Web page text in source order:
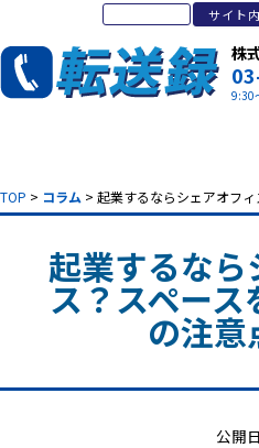
株
9:30
TOP > コラム > 起業するならシェアオフ
起業するなら
ス？スペー
の注意
公開